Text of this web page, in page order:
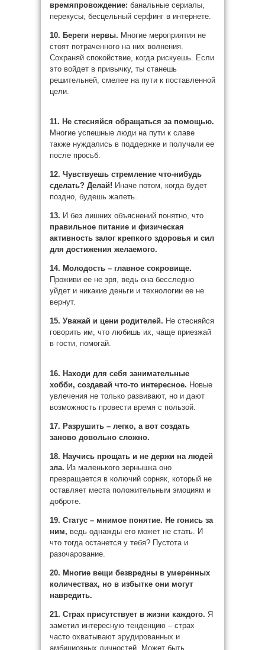
времяпровождение: банальные сериалы,
перекусы, бесцельный серфинг в интернете.
10. Береги нервы. Многие мероприятия не
стоят потраченного на них волнения.
Сохраняй спокойствие, когда рискуешь. Если
это войдет в привычку, ты станешь
решительней, смелее на пути к поставленной
цели.
11. Не стесняйся обращаться за помощью.
Многие успешные люди на пути к славе
также нуждались в поддержке и получали ее
после просьб.
12. Чувствуешь стремление что-нибудь
сделать? Делай! Иначе потом, когда будет
поздно, будешь жалеть.
13. И без лишних объяснений понятно, что
правильное питание и физическая
активность залог крепкого здоровья и сил
для достижения желаемого.
14. Молодость – главное сокровище.
Проживи ее не зря, ведь она бесследно
уйдет и никакие деньги и технологии ее не
вернут.
15. Уважай и цени родителей. Не стесняйся
говорить им, что любишь их, чаще приезжай
в гости, помогай.
16. Находи для себя занимательные
хобби, создавай что-то интересное. Новые
увлечения не только развивают, но и дают
возможность провести время с пользой.
17. Разрушить – легко, а вот создать
заново довольно сложно.
18. Научись прощать и не держи на людей
зла. Из маленького зернышка оно
превращается в колючий сорняк, который не
оставляет места положительным эмоциям и
доброте.
19. Статус – мнимое понятие. Не гонись за
ним, ведь однажды его может не стать. И
что тогда останется у тебя? Пустота и
разочарование.
20. Многие вещи безвредны в умеренных
количествах, но в избытке они могут
навредить.
21. Страх присутствует в жизни каждого. Я
заметил интересную тенденцию – страх
часто охватывают эрудированных и
амбициозных личностей. Может быть,